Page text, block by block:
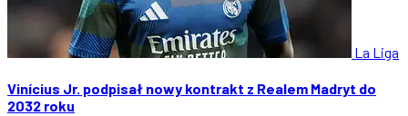
La Liga
Vinícius Jr. podpisał nowy kontrakt z Realem Madryt do
2032 roku